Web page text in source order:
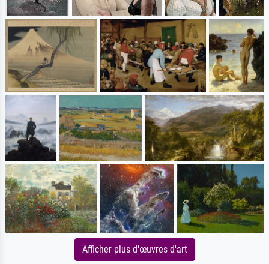
Afficher plus d'œuvres d'art